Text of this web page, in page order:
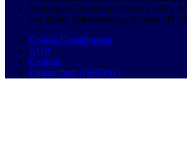
*Nationale Teilnehmer-Rufnr. (VoIP),
von Ihrem Telefonvertrag ab, max. 49
Cookie Einstellungen
AGB
Cookies
Datenschutz (DSGVO)